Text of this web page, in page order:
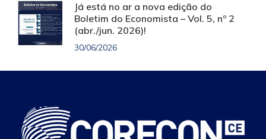
Já está no ar a nova edição do
Boletim do Economista – Vol. 5, nº 2
(abr./jun. 2026)!
30/06/2026